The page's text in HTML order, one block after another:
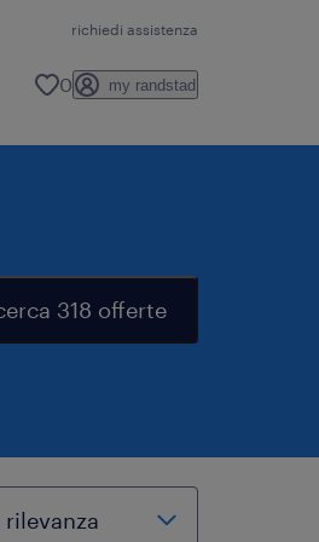
richiedi assistenza
0 my randstad
318 offerte